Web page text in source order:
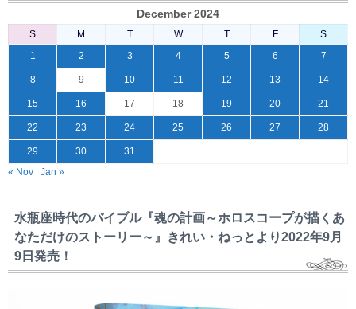
December 2024
S M T W T F
S
1
2 3 4 5 6 7
8 9 10 11 12 13 14
15 16 17 18 19 20 21
22 23 24 25 26 27 28
29 30
31
« Nov
Jan »
水瓶座時代のバイブル『魂の計画～ホロスコープが描くあ
なただけのストーリー～』きれい・ねっとより2022年9月
9日発売！